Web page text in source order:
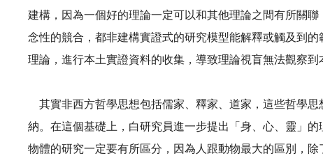
建構，因為一個好的理論一定可以和其他理論之間有所關
念性的競合，都非建構實證式的研究模型能解釋或觸及到
理論，進行本土實證資料的收集，導致理論視盲無法觀察到
其實非西方哲學思想包括儒家、釋家、道家，這些哲學
納。在這個基礎上，白研究員進一步提出「身、心、靈」
物體的研究一定要有所區分，因為人跟動物最大的區別，